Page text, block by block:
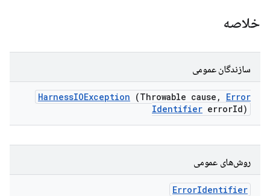
خلاصه
سازندگان عمومی
HarnessIOException (Throwable cause ,
Error
Identifier errorId)
روش‌های عمومی
ErrorIdentifier